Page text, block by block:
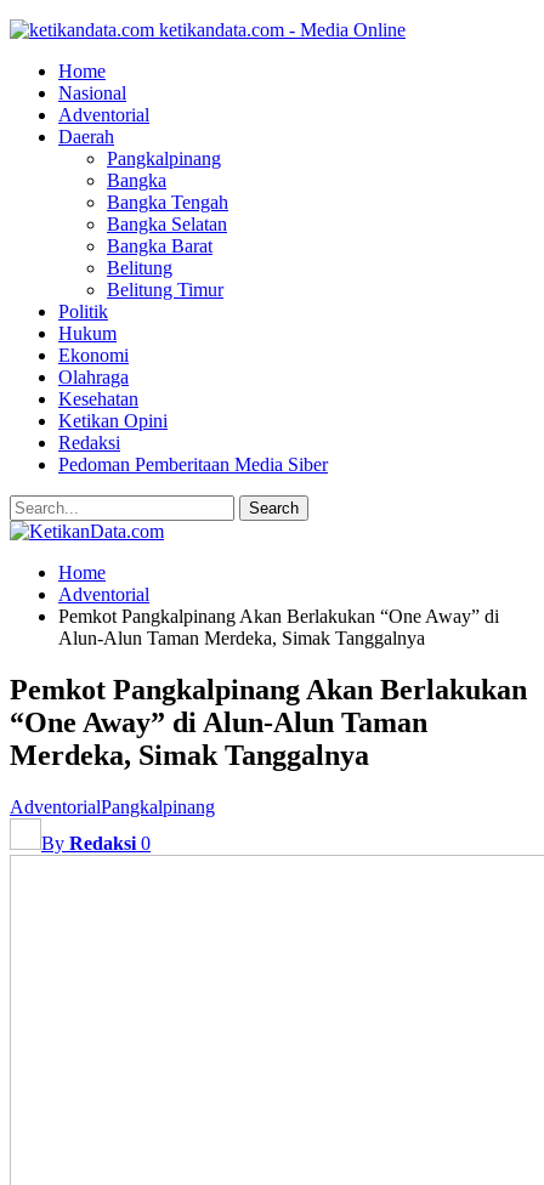
ketikandata.com - Media Online
Home
Nasional
Adventorial
Daerah
Pangkalpinang
Bangka
Bangka Tengah
Bangka Selatan
Bangka Barat
Belitung
Belitung Timur
Politik
Hukum
Ekonomi
Olahraga
Kesehatan
Ketikan Opini
Redaksi
Pedoman Pemberitaan Media Siber
Home
Adventorial
Pemkot Pangkalpinang Akan Berlakukan “One Away” di
Alun-Alun Taman Merdeka, Simak Tanggalnya
Pemkot Pangkalpinang Akan Berlakukan
“One Away” di Alun-Alun Taman
Merdeka, Simak Tanggalnya
AdventorialPangkalpinang
By Redaksi 0